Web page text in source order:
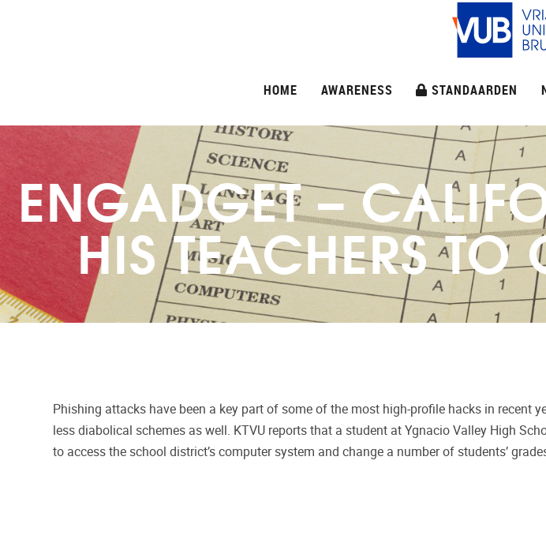
HOME AWARENESS STANDAARDEN
ENGADGET –
HIS TEACHERS
Phishing attacks have been a key part of some of the most high-profile hacks in recent
less diabolical schemes as well. KTVU reports that a student at Ygnacio Valley High
to access the school district’s computer system and change a number of students’